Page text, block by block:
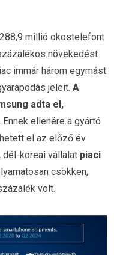
millió okostelefont
növekedést
immár három egymást
jeleit. A
adta el,
Ennek ellenére a gyártó
el az előző év
koreai vállalat piaci
csökken,
volt.